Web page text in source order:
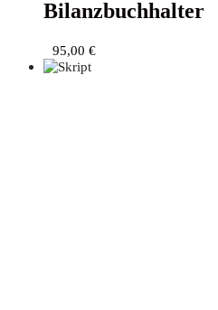
Bilanzbuchhalter
95,00 €